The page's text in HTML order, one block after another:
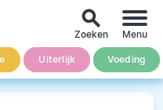
Uiterlijk Voeding
search
Zoeken Menu